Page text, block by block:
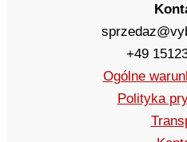
+49
Ogólne
Polityka